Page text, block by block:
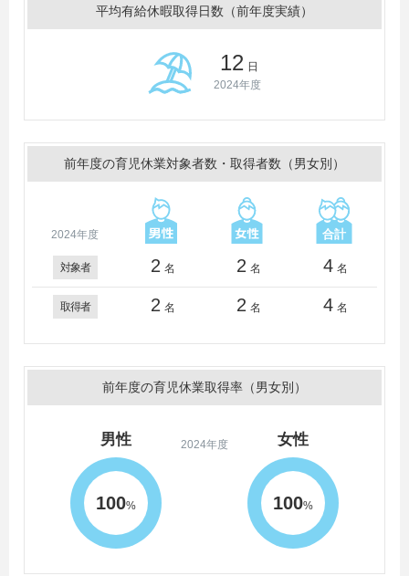
平均有給休暇取得日数（前年度実績）
12 日
2024年度
前年度の育児休業対象者数・取得者数（男女別）
2024年度
対象者 2 名 2 名 4 名
取得者 2 名 2 名 4 名
前年度の育児休業取得率（男女別）
2024年度
男性
100%
女性
100%